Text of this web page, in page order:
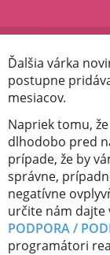
Ďalšia várka
postupne
mesiacov.
Napriek tomu,
dlhodobo pred
prípade, že by
správne,
negatívne
určite nám
PODPORA /
programátori